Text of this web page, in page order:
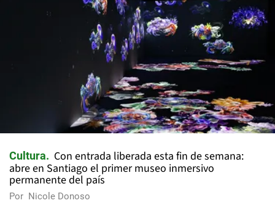
Cultura
Con entrada liberada esta fin de semana:
abre en Santiago el primer museo inmersivo
permanente del país
Por Nicole Donoso